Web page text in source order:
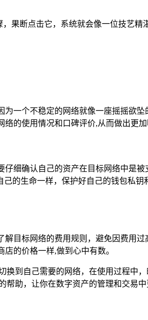
果断点击它，系统就会像一位技艺
一个不稳定的网络就像一座摇摇欲坠
的使用情况和口碑评价,从而做出更加
细确认自己的资产在目标网络中是
的生命一样，保护好自己的钱包私
目标网络的费用规则，避免因费用
的价格一样,做到心中有数。
到自己需要的网络，在使用过程中
助，让你在数字资产的管理和交易中